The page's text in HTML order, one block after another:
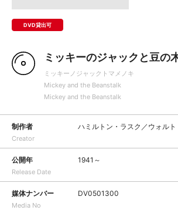
DVD貸出可
ミッキーのジャックと豆の
ミッキーノジャックトマメノキ
Mickey and the Beanstalk
Mickey and the Beanstalk
制作者
Creator
ハミルトン・ラスク／ウォルト
公開年
Release Date
1941～
媒体ナンバー
Media No
DV0501300